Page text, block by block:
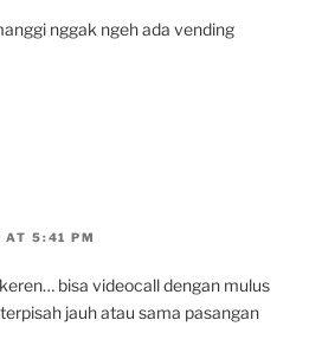
nggak ngeh ada vending
AT 5:41 PM
bisa videocall dengan mulus
jauh atau sama pasangan